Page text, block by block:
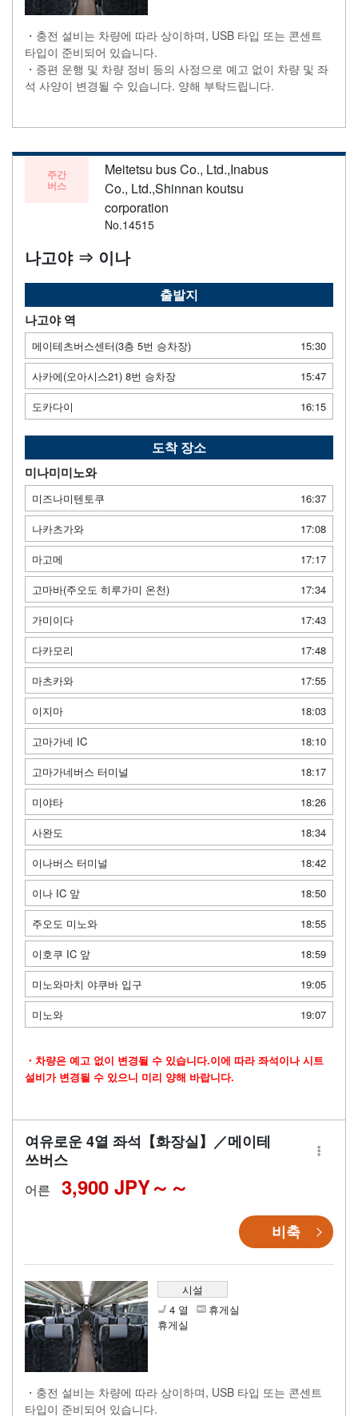
・충전 설비는 차량에 따라 상이하며, USB 타입 또는 콘센트
타입이 준비되어 있습니다.
・증편 운행 및 차량 정비 등의 사정으로 예고 없이 차량 및 좌
석 사양이 변경될 수 있습니다. 양해 부탁드립니다.
주간
버스
Meitetsu bus Co., Ltd.,Inabus
Co., Ltd.,Shinnan koutsu
corporation
No.14515
나고야 ⇒ 이나
출발지
나고야 역
메이테츠버스센터(3층 5번 승차장)
15:30
사카에(오아시스21) 8번 승차장
15:47
도카다이
16:15
도착 장소
미나미미노와
미즈나미텐토쿠
16:37
나카츠가와
17:08
마고메
17:17
고마바(주오도 히루가미 온천)
17:34
가미이다
17:43
다카모리
17:48
마츠카와
17:55
이지마
18:03
고마가네 IC
18:10
고마가네버스 터미널
18:17
미야타
18:26
사완도
18:34
이나버스 터미널
18:42
이나 IC 앞
18:50
주오도 미노와
18:55
이호쿠 IC 앞
18:59
미노와마치 야쿠바 입구
19:05
미노와
19:07
・차량은 예고 없이 변경될 수 있습니다.이에 따라 좌석이나 시트
설비가 변경될 수 있으니 미리 양해 바랍니다.
여유로운 4열 좌석【화장실】／메이테
쓰버스
어른 3,900 JPY～
비축
시설
4 열
휴게실
휴게실
・충전 설비는 차량에 따라 상이하며, USB 타입 또는 콘센트
타입이 준비되어 있습니다.